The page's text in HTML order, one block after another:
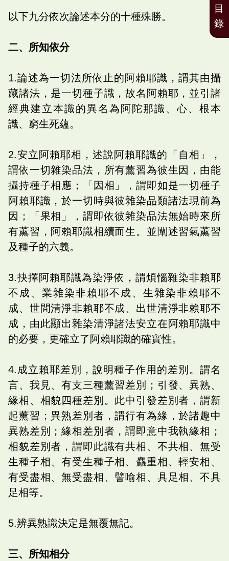
以下九分依次論述本分的十種殊勝。
二、所知依分
1.論述為一切法所依止的阿賴耶識，謂其由攝
藏諸法，是一切種子識，故名阿賴耶，並引諸
經典建立本識的異名為阿陀那識、心、根本
識、窮生死蘊。
2.安立阿賴耶相，述說阿賴耶識的「自相」，
謂依一切雜染品法，所有薰習為彼生因，由能
攝持種子相應；「因相」，謂即如是一切種子
阿賴耶識，於一切時與彼雜染品類諸法現前為
因；「果相」，謂即依彼雜染品法無始時來所
有薰習，阿賴耶識相續而生。並闡述習氣薰習
及種子的六義。
3.抉擇阿賴耶識為染淨依，謂煩惱雜染非賴耶
不成、業雜染非賴耶不成、生雜染非賴耶不
成、世間清淨非賴耶不成、出世清淨非賴耶不
成，由此顯出雜染清淨諸法安立在阿賴耶識中
的必要，更確立了阿賴耶識的確實性。
4.成立賴耶差別，說明種子作用的差別。謂名
言、我見、有支三種薰習差別；引發、異熟、
緣相、相貌四種差別。此中引發差別者，謂新
起薰習；異熟差別者，謂行有為緣，於諸趣中
異熟差別；緣相差別者，謂即意中我執緣相；
相貌差別者，謂即此識有共相、不共相、無受
生種子相、有受生種子相、麤重相、輕安相、
有受盡相、無受盡相、譬喻相、具足相、不具
足相等。
5.辨異熟識決定是無覆無記。
三、所知相分
目
錄